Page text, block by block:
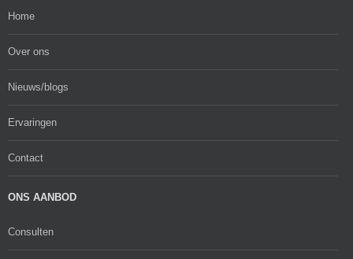
Home
Over ons
Nieuws/blogs
Ervaringen
Contact
ONS AANBOD
Consulten